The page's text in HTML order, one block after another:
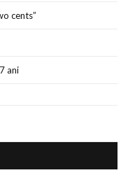
cents”
ani